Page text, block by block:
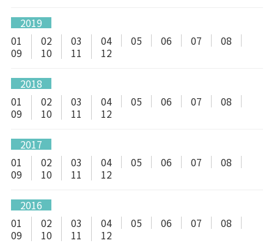
2019
01
02 03 04 05 06 07
08
09
10 11 12
2018
01
02 03 04 05 06 07
08
09
10 11 12
2017
01
02 03 04 05 06 07
08
09
10 11 12
2016
01
02 03 04 05 06 07
08
09
10 11 12